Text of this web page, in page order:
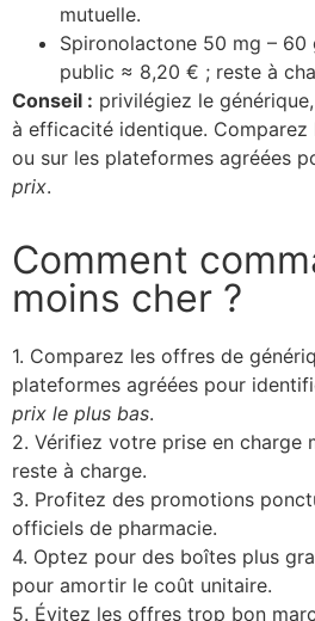
mutuelle.
Spironolactone 50 mg – 60
public ≈ 8,20 € ; reste à
Conseil : privilégiez le
à efficacité identique. Comparez
ou sur les plateformes agréées
prix.
Comment
moins cher ?
1. Comparez les offres de
plateformes agréées pour
prix le plus bas.
2. Vérifiez votre prise en charge
reste à charge.
3. Profitez des promotions
officiels de pharmacie.
4. Optez pour des boîtes plus
pour amortir le coût unitaire.
5. Évitez les offres trop bon